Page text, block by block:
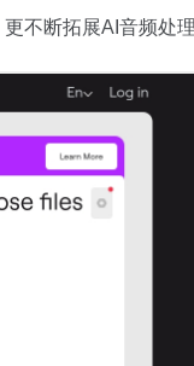
不断拓展AI音频处理